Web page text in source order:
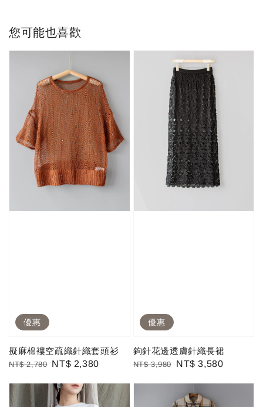
您可能也喜歡
優惠
擬麻棉褸空疏織針織套頭衫
Regular
NT$ 2,780 Sale
NT$ 2,380
優惠
鉤針花邊透膚針織長裙
Regular
NT$ 3,980
Sale
NT$ 3,580